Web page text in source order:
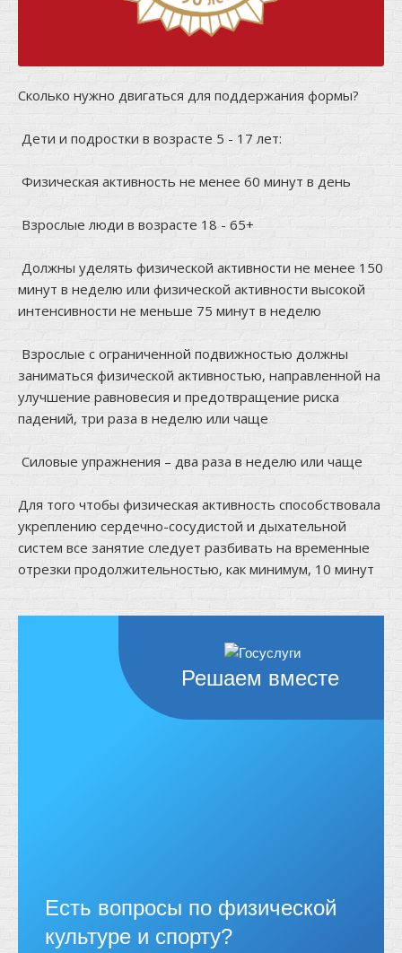
Сколько нужно двигаться для поддержания формы?
Дети и подростки в возрасте 5 - 17 лет:
Физическая активность не менее 60 минут в день
Взрослые люди в возрасте 18 - 65+
Должны уделять физической активности не менее 150
минут в неделю или физической активности высокой
интенсивности не меньше 75 минут в неделю
Взрослые с ограниченной подвижностью должны
заниматься физической активностью, направленной на
улучшение равновесия и предотвращение риска
падений, три раза в неделю или чаще
Силовые упражнения – два раза в неделю или чаще
Для того чтобы физическая активность способствовала
укреплению сердечно-сосудистой и дыхательной
систем все занятие следует разбивать на временные
отрезки продолжительностью, как минимум, 10 минут
Решаем вместе
Есть вопросы по физической
культуре и спорту?